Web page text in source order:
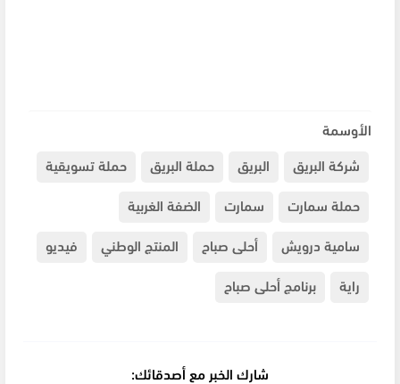
الأوسمة
شركة البريق
البريق حملة البريق
حملة تسويقية
حملة سمارت
سمارت
الضفة الغربية
سامية درويش
أحلى صباح المنتج الوطني
فيديو
راية
برنامج أحلى صباح
شارك الخبر مع أصدقائك: